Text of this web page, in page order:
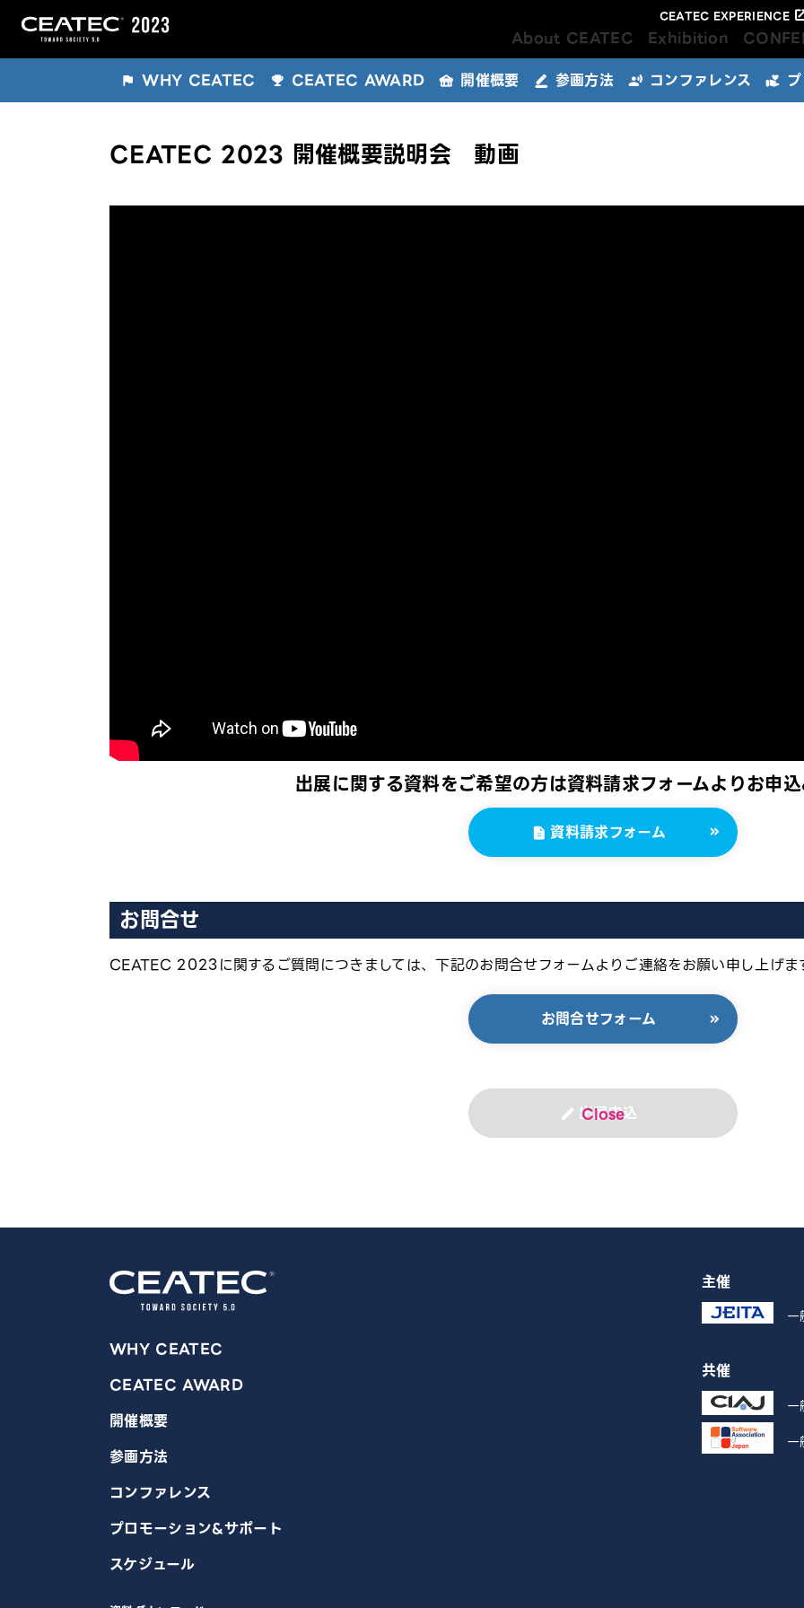
CEATEC EXPERIENCE
About CEATEC Exhibition
WHY CEATEC
CEATEC AWARD 開催概要 参画方法 コンファレンス
CEATEC 2023 開催概要説明会 動画
出展に関する資料をご希望の方は資料請求フォームよりお申
資料請求フォーム
お問合せ
CEATEC 2023に関するご質問につきましては、下記のお問合せフォームよりご連絡をお願い申し上げま
お問合せフォーム
出展申込
WHY CEATEC
CEATEC AWARD
開催概要
参画方法
コンファレンス
プロモーション&サポート
スケジュール
主催
共催